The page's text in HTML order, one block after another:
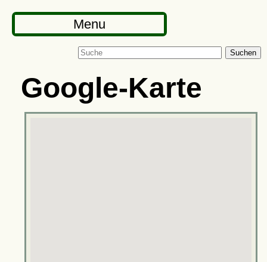
Menu
Suchen
Google-Karte